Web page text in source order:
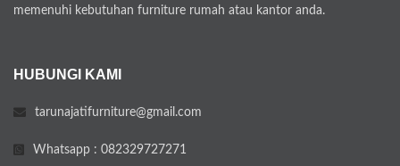
memenuhi kebutuhan furniture rumah atau kantor anda.
HUBUNGI KAMI
tarunajatifurniture@gmail.com
Whatsapp : 082329727271